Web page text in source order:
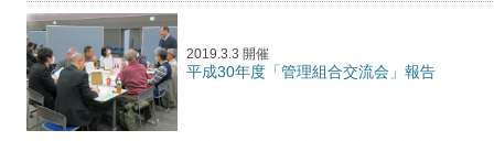
2019.3.3 開催
平成30年度「管理組合交流会」報告